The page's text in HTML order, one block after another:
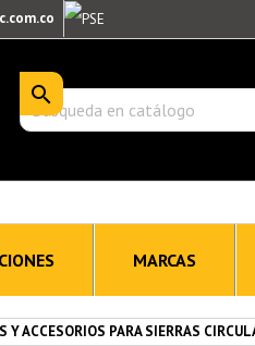

MARCAS
Y ACCESORIOS PARA SIERRAS